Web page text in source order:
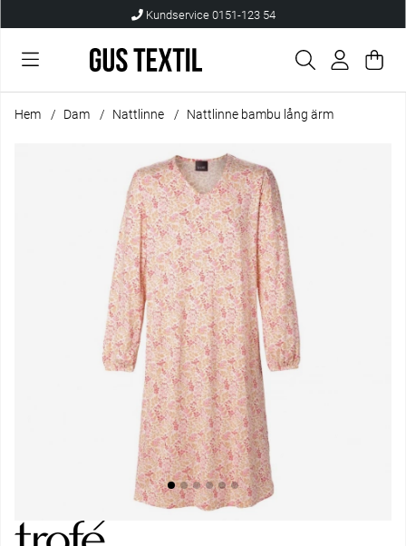
Kundservice 0151-123 54
.
Hem Dam Nattlinne Nattlinne bambu lång ärm
Produktbilder Nattlinne bambu lång ärm